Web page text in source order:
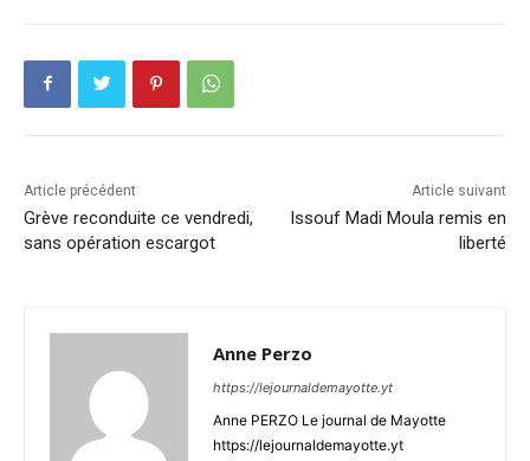
Article précédent
Grève reconduite ce vendredi,
sans opération escargot
Article suivant
Issouf Madi Moula remis en
liberté
Anne Perzo
https://lejournaldemayotte.yt
Anne PERZO Le journal de Mayotte
https://lejournaldemayotte.yt